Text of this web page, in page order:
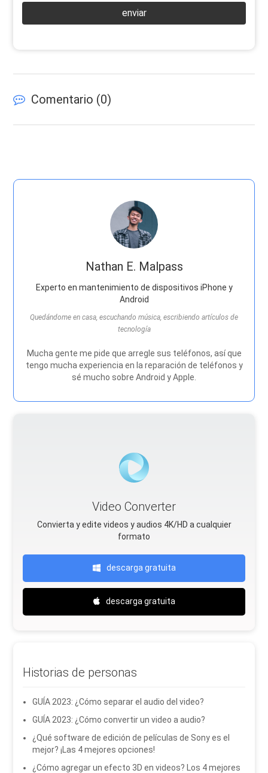
enviar
Comentario (0)
Nathan E. Malpass
Experto en mantenimiento de dispositivos iPhone y
Android
Quedándome en casa, escuchando música, escribiendo artículos de
tecnología
Mucha gente me pide que arregle sus teléfonos, así que
tengo mucha experiencia en la reparación de teléfonos y
sé mucho sobre Android y Apple.
Video Converter
Convierta y edite videos y audios 4K/HD a cualquier
formato
descarga gratuita
descarga gratuita
Historias de personas
GUÍA 2023: ¿Cómo separar el audio del video?
GUÍA 2023: ¿Cómo convertir un video a audio?
¿Qué software de edición de películas de Sony es el
mejor? ¡Las 4 mejores opciones!
¿Cómo agregar un efecto 3D en videos? Los 4 mejores